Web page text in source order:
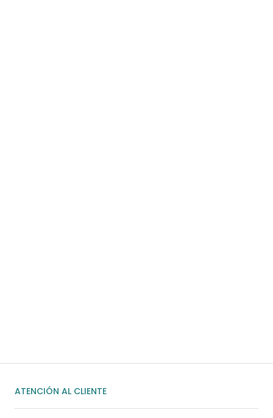
ATENCIÓN AL CLIENTE